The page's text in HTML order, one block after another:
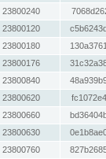
23800240
23800120
23800180
23800176
23800840
23800620
23800660
23800630
23800760